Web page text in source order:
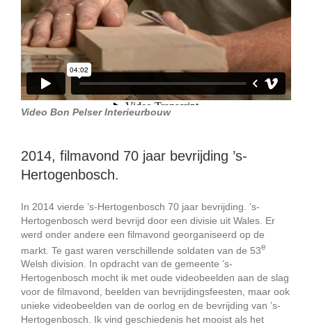
Video Bon Pelser Interieurbouw
2014, filmavond 70 jaar bevrijding ’s-
Hertogenbosch.
In 2014 vierde ’s-Hertogenbosch 70 jaar bevrijding. ’s-
Hertogenbosch werd bevrijd door een divisie uit Wales. Er
werd onder andere een filmavond georganiseerd op de
markt. Te gast waren verschillende soldaten van de 53e
Welsh division. In opdracht van de gemeente ’s-
Hertogenbosch mocht ik met oude videobeelden aan de slag
voor de filmavond, beelden van bevrijdingsfeesten, maar ook
unieke videobeelden van de oorlog en de bevrijding van ’s-
Hertogenbosch. Ik vind geschiedenis het mooist als het